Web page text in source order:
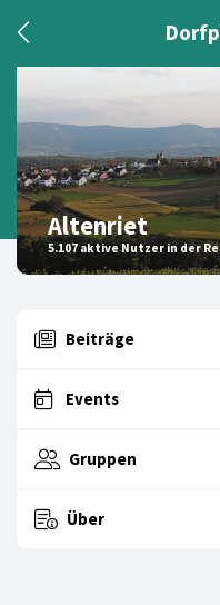
Altenriet
5.107 aktive Nutzer in der
Beiträge
Events
Gruppen
Über